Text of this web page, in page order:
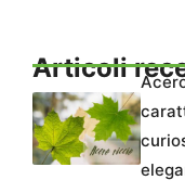
Articoli